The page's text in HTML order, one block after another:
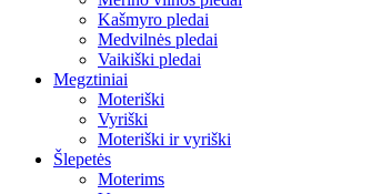
Kašmyro pledai
Medvilnės pledai
Vaikiški pledai
Megztiniai
Moteriški
Vyriški
Moteriški ir vyriški
Šlepetės
Moterims